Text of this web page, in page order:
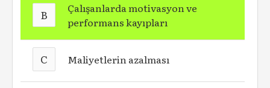
B
Çalışanlarda motivasyon ve
performans kayıpları
C Maliyetlerin azalması